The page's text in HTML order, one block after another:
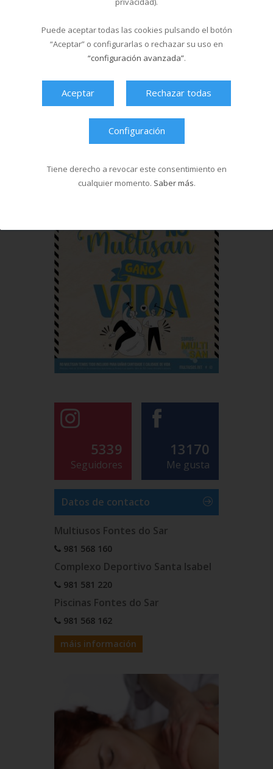
5339
Seguidores
13170
Me gusta
Datos de contacto
Multiusos Fontes do Sar
981 568 160
Complexo Deportivo Santa Isabel
981 581 220
Piscinas Fontes do Sar
981 568 162
máis información
Puede aceptar todas las cookies pulsando el botón
“Aceptar” o configurarlas o rechazar su uso en
“configuración avanzada”.
Aceptar Rechazar todas
Configuración
Tiene derecho a revocar este consentimiento en
cualquier momento. Saber más.